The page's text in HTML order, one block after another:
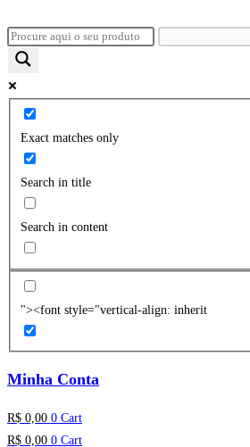
Exact matches only
Search in title
Search in content
"><font style="vertical-align: inherit
Minha Conta
R$ 0,00 0 Cart
R$ 0,00 0 Cart